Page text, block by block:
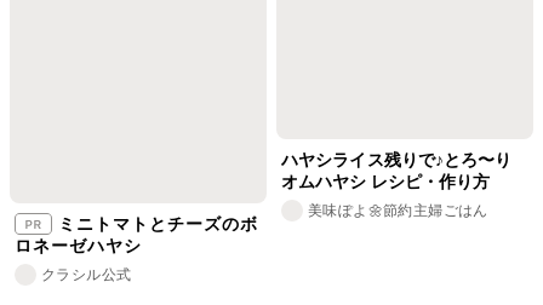
ミニトマトとチーズのボ
ロネーゼハヤシ
クラシル公式
ハヤシライス残りで♪とろ〜り
オムハヤシ レシピ・作り方
美味ぽよ🌼節約主婦ごはん